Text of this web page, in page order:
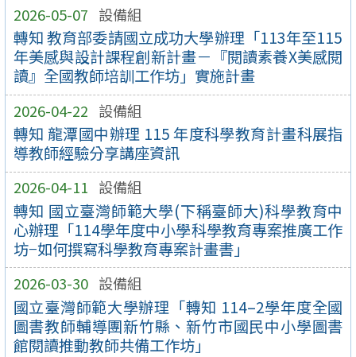
2026-05-07 設備組
轉知 教育部委請國立成功大學辦理「113年至115
年美感與設計課程創新計畫－『閱讀素養X美感閱
讀』全國教師培訓工作坊」實施計畫
2026-04-22 設備組
轉知 龍潭國中辦理 115 年度科學教育計畫科展指
導教師經驗分享講座資訊
2026-04-11 設備組
轉知 國立臺灣師範大學(下稱臺師大)科學教育中
心辦理「114學年度中小學科學教育專案推廣工作
坊−如何撰寫科學教育專案計畫書」
2026-03-30 設備組
國立臺灣師範大學辦理「轉知 114–2學年度全國
圖書教師輔導團新竹縣、新竹市國民中小學圖書
館閱讀推動教師共備工作坊」